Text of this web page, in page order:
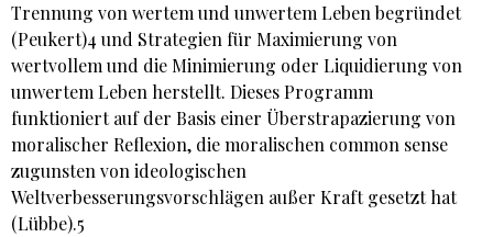
Trennung von wertem und unwertem Leben begründet
(Peukert)4 und Strategien für Maximierung von
wertvollem und die Minimierung oder Liquidierung von
unwertem Leben herstellt. Dieses Programm
funktioniert auf der Basis einer Überstrapazierung von
moralischer Reflexion, die moralischen common sense
zugunsten von ideologischen
Weltverbesserungsvorschlägen außer Kraft gesetzt hat
(Lübbe).5